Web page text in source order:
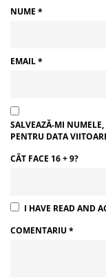
NUME *
EMAIL*
SALVEAZĂ-MI
PENTRU DATA
CÂT FACE 16 + 9?
I HAVE READ AND
COMENTARIU *